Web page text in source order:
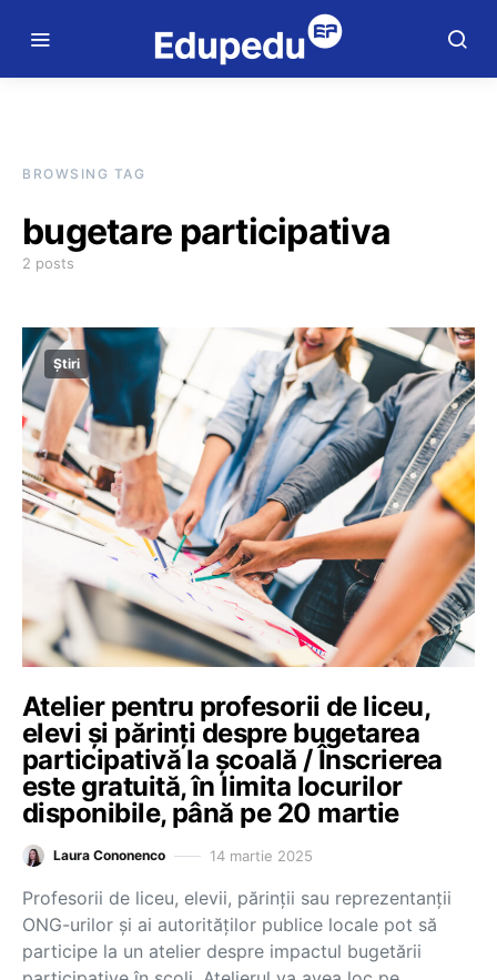
BROWSING TAG
bugetare participativa
2 posts
Știri
Atelier pentru profesorii de liceu,
elevi și părinți despre bugetarea
participativă la școală / Înscrierea
este gratuită, în limita locurilor
disponibile, până pe 20 martie
Laura Cononenco 14 martie 2025
Profesorii de liceu, elevii, părinții sau reprezentanții
ONG-urilor și ai autorităților publice locale pot să
participe la un atelier despre impactul bugetării